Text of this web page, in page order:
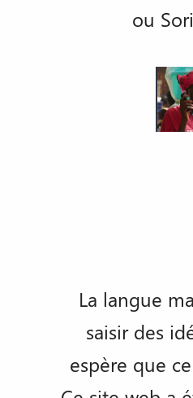
ou
La langue
saisir des
espère que